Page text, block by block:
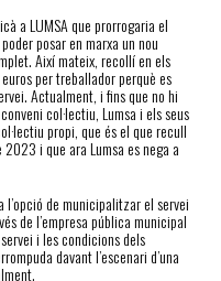
a LUMSA que prorrogaria el
posar en marxa un nou
Així mateix, recollí en els
per treballador perquè es
Actualment, i fins que no hi
col·lectiu, Lumsa i els seus
propi, que és el que recull
i que ara Lumsa es nega a
l’opció de municipalitzar el servei
de l’empresa pública municipal
i les condicions dels
davant l’escenari d’una